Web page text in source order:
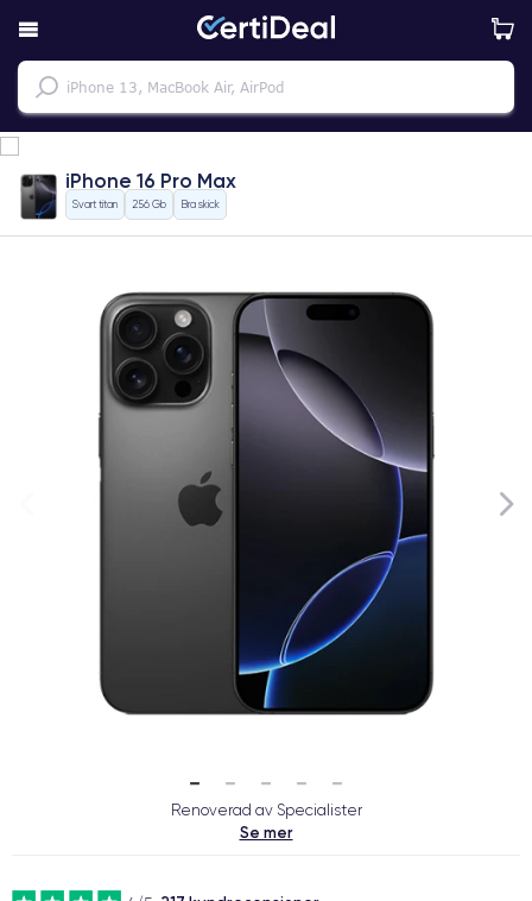
iPhone 16 Pro Max
Svart titan 256 Gb Bra skick
Renoverad av Specialister
Se mer